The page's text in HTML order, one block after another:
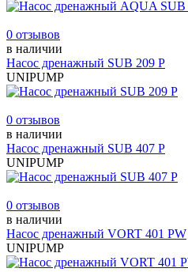
0 отзывов
в наличии
Насос дренажный SUB 209 Р
UNIPUMP
0 отзывов
в наличии
Насос дренажный SUB 407 Р
UNIPUMP
0 отзывов
в наличии
Насос дренажный VORT 401 PW
UNIPUMP